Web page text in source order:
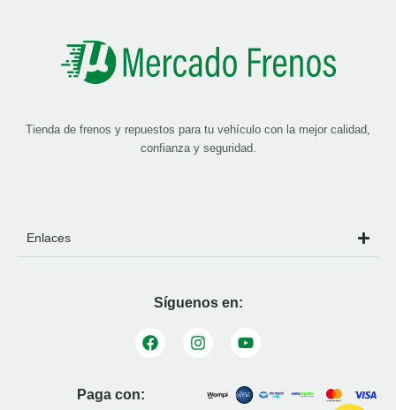
Tienda de frenos y repuestos para tu vehículo con la mejor calidad,
confianza y seguridad.
Enlaces
Síguenos en:
Paga con: